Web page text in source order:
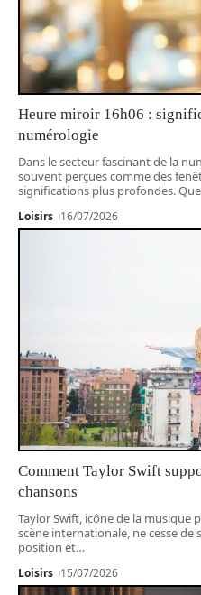
Heure miroir 16h06 :
numérologie
Dans le secteur fascinant de la
souvent perçues comme des
significations plus profondes.
Loisirs 16/07/2026
Comment Taylor Swift
chansons
Taylor Swift, icône de la
scène internationale, ne cesse de
position et…
Loisirs 15/07/2026